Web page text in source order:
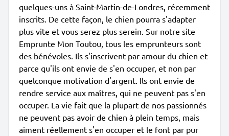
quelques-uns à Saint-Martin-de-Londres, récemment
inscrits. De cette façon, le chien pourra s'adapter
plus vite et vous serez plus serein. Sur notre site
Emprunte Mon Toutou, tous les emprunteurs sont
des bénévoles. Ils s'inscrivent par amour du chien et
parce qu'ils ont envie de s'en occuper, et non par
quelconque motivation d'argent. Ils ont envie de
rendre service aux maîtres, qui ne peuvent pas s'en
occuper. La vie fait que la plupart de nos passionnés
ne peuvent pas avoir de chien à plein temps, mais
aiment réellement s'en occuper et le font par pur